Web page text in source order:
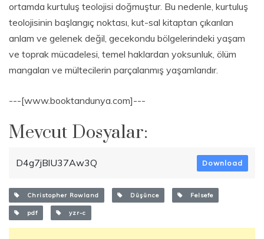
ortamda kurtuluş teolojisi doğmuştur. Bu nedenle, kurtuluş
teolojisinin başlangıç noktası, kut-sal kitaptan çıkarılan
anlam ve gelenek değil, gecekondu bölgelerindeki yaşam
ve toprak mücadelesi, temel haklardan yoksunluk, ölüm
mangaları ve mültecilerin parçalanmış yaşamlarıdır.
---[www.booktandunya.com]---
Mevcut Dosyalar:
D4g7jBlU37Aw3Q Download
Christopher Rowland Düşünce Felsefe
pdf yzr-c